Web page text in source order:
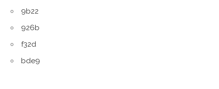
9b22
926b
f32d
bde9